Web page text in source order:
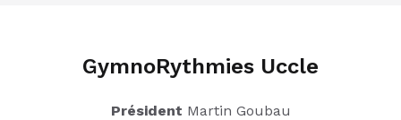
GymnoRythmies Uccle
Président Martin Goubau